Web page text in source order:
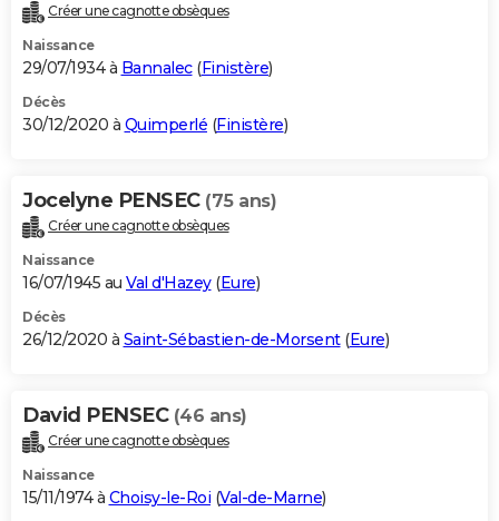
Créer une cagnotte obsèques
Naissance
29/07/1934 à Bannalec(Finistère)
Décès
30/12/2020 à Quimperlé (Finistère)
Jocelyne PENSEC (75 ans)
Créer une cagnotte obsèques
Naissance
16/07/1945 au Val d'Hazey(Eure)
Décès
26/12/2020 à Saint-Sébastien-de-Morsent(Eure)
David PENSEC (46 ans)
Créer une cagnotte obsèques
Naissance
15/11/1974 à Choisy-le-Roi (Val-de-Marne)